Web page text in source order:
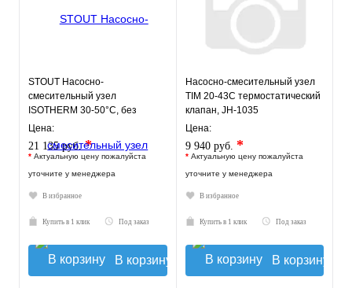
STOUT Насосно-
смесительный узел
ISOTHERM 30-50°C, без
насоса.
Цена:
21 135 руб.*
* Актуальную цену пожалуйста
уточните у менеджера
В избранное
Купить в 1 клик Под заказ
В корзину
Насосно-смесительный узел
TIM 20-43С термостатический
клапан, JH-1035
Цена:
9 940 руб. *
* Актуальную цену пожалуйста
уточните у менеджера
В избранное
Купить в 1 клик Под заказ
В корзину